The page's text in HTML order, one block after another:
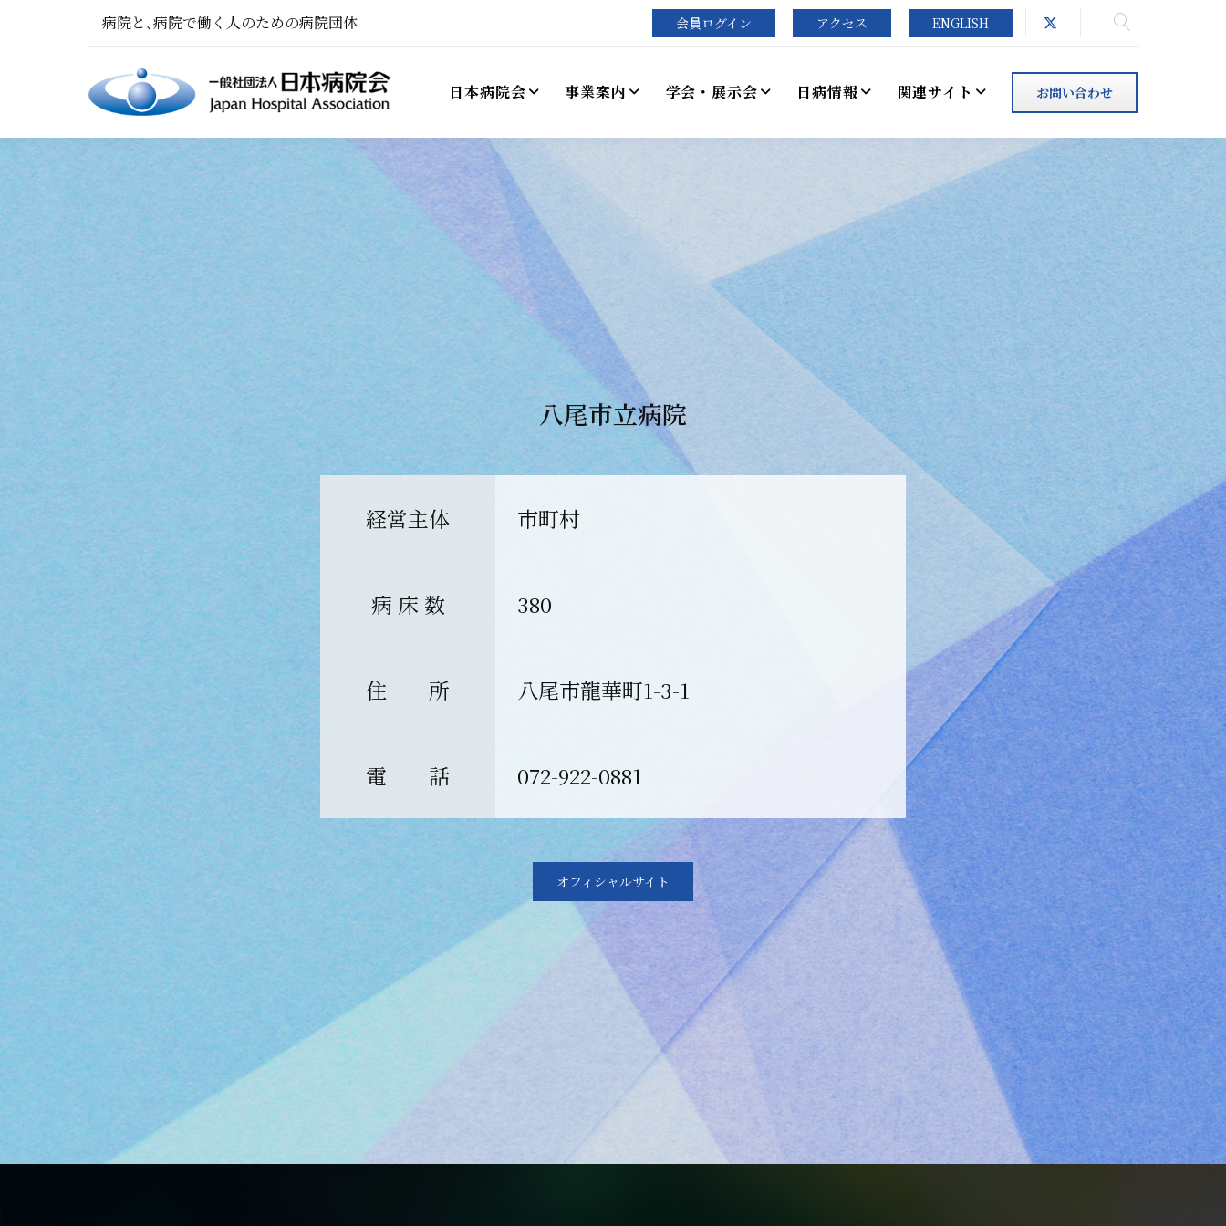
病院と､病院で働く人のための病院団体 会員ログイン アクセス ENGLISH
お問い合わせ
日本病院会 事業案内 学会・展示会 日病情報 関連サイト
八尾市立病院
経営主体 市町村
病 床 数 380
住 所 八尾市龍華町1-3-1
電 話 072-922-0881
オフィシャルサイト